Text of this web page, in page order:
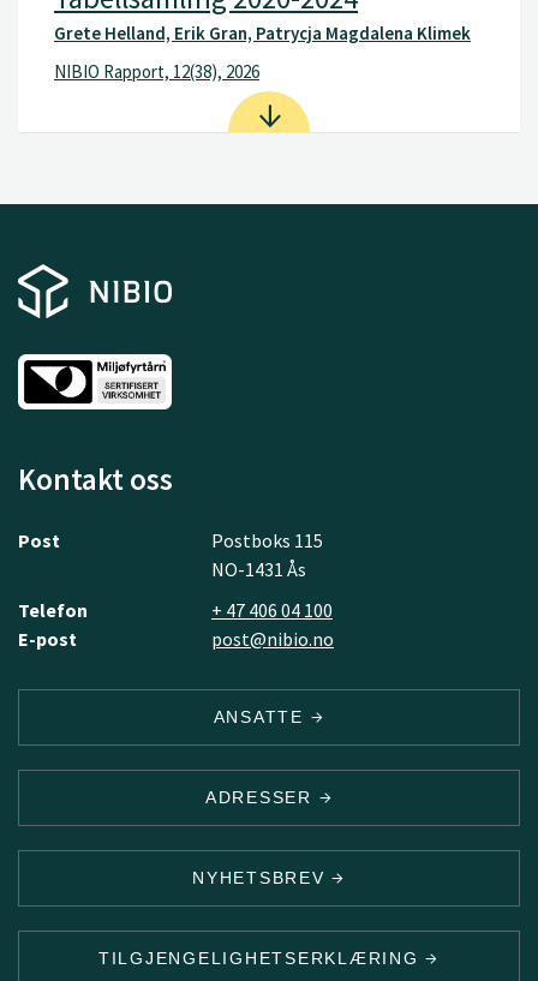
Grete Helland, Erik Gran, Patrycja Magdalena Klimek
NIBIO Rapport, 12(38), 2026
Kontakt oss
Post
Postboks 115
NO-1431 Ås
Telefon
+ 47 406 04 100
E-post
post@nibio.no
ANSATTE
ADRESSER
NYHETSBREV
TILGJENGELIGHETSERKLÆRING